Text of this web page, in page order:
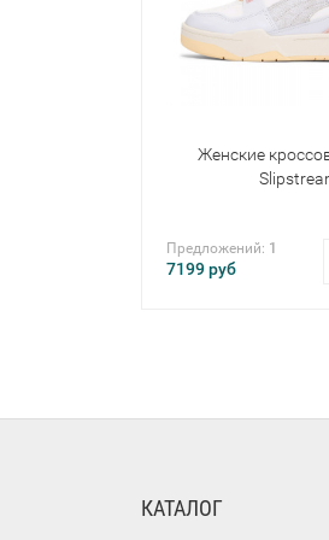
Женские
Предложений: 1
7199руб
КАТАЛОГ